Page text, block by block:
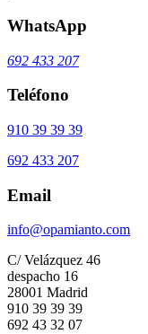
WhatsApp
692 433 207
Teléfono
910 39 39 39
692 433 207
Email
info@opamianto.com
C/ Velázquez 46
despacho 16
28001 Madrid
910 39 39 39
692 43 32 07